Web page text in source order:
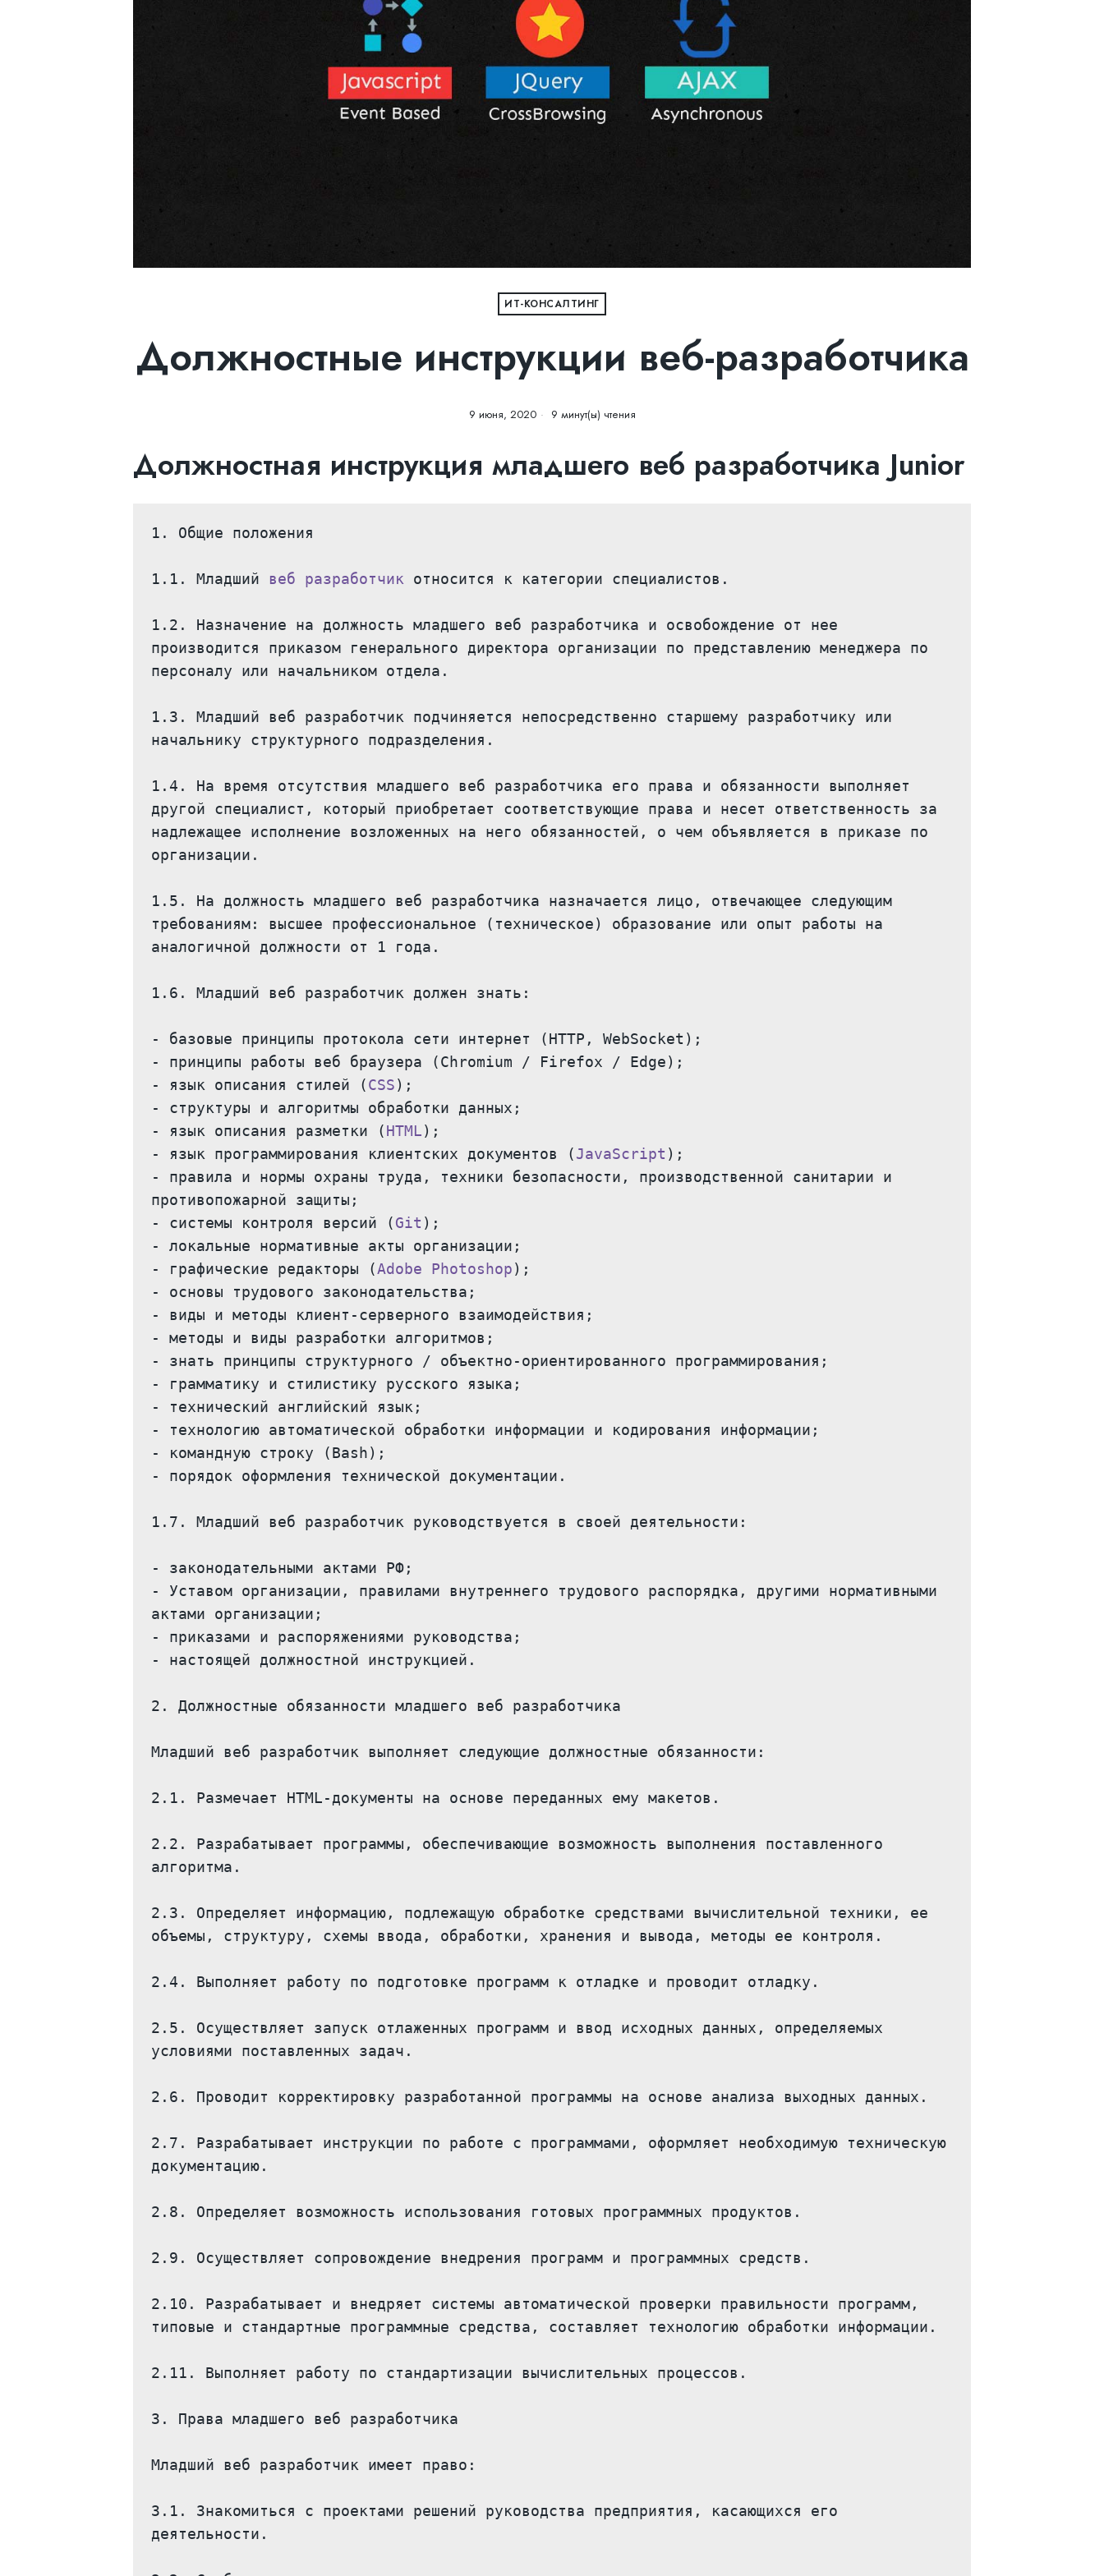
ИТ-КОНСАЛТИНГ
Должностные инструкции веб-разработчика
9 июня, 2020 9 минут(ы) чтения
Должностная инструкция младшего веб разработчика Junior
1. Общие положения
1.1. Младший веб разработчик относится к категории специалистов.
1.2. Назначение на должность младшего веб разработчика и освобождение от нее
производится приказом генерального директора организации по представлению менеджера по
персоналу или начальником отдела.
1.3. Младший веб разработчик подчиняется непосредственно старшему разработчику или
начальнику структурного подразделения.
1.4. На время отсутствия младшего веб разработчика его права и обязанности выполняет
другой специалист, который приобретает соответствующие права и несет ответственность за
надлежащее исполнение возложенных на него обязанностей, о чем объявляется в приказе по
организации.
1.5. На должность младшего веб разработчика назначается лицо, отвечающее следующим
требованиям: высшее профессиональное (техническое) образование или опыт работы на
аналогичной должности от 1 года.
1.6. Младший веб разработчик должен знать:
- базовые принципы протокола сети интернет (HTTP, WebSocket);
- принципы работы веб браузера (Chromium / Firefox / Edge);
- язык описания стилей (CSS);
- структуры и алгоритмы обработки данных;
- язык описания разметки (HTML);
- язык программирования клиентских документов (JavaScript );
- правила и нормы охраны труда, техники безопасности, производственной санитарии и
противопожарной защиты;
- системы контроля версий (Git );
- локальные нормативные акты организации;
- графические редакторы (Adobe Photoshop);
- основы трудового законодательства;
- виды и методы клиент-серверного взаимодействия;
- методы и виды разработки алгоритмов;
- знать принципы структурного / объектно-ориентированного программирования;
- грамматику и стилистику русского языка;
- технический английский язык;
- технологию автоматической обработки информации и кодирования информации;
- командную строку (Bash);
- порядок оформления технической документации.
1.7. Младший веб разработчик руководствуется в своей деятельности:
- законодательными актами РФ;
- Уставом организации, правилами внутреннего трудового распорядка, другими нормативными
актами организации;
- приказами и распоряжениями руководства;
- настоящей должностной инструкцией.
2. Должностные обязанности младшего веб разработчика
Младший веб разработчик выполняет следующие должностные обязанности:
2.1. Размечает HTML-документы на основе переданных ему макетов.
2.2. Разрабатывает программы, обеспечивающие возможность выполнения поставленного
алгоритма.
2.3. Определяет информацию, подлежащую обработке средствами вычислительной техники, ее
объемы, структуру, схемы ввода, обработки, хранения и вывода, методы ее контроля.
2.4. Выполняет работу по подготовке программ к отладке и проводит отладку.
2.5. Осуществляет запуск отлаженных программ и ввод исходных данных, определяемых
условиями поставленных задач.
2.6. Проводит корректировку разработанной программы на основе анализа выходных данных.
2.7. Разрабатывает инструкции по работе с программами, оформляет необходимую техническую
документацию.
2.8. Определяет возможность использования готовых программных продуктов.
2.9. Осуществляет сопровождение внедрения программ и программных средств.
2.10. Разрабатывает и внедряет системы автоматической проверки правильности программ,
типовые и стандартные программные средства, составляет технологию обработки информации.
2.11. Выполняет работу по стандартизации вычислительных процессов.
3. Права младшего веб разработчика
Младший веб разработчик имеет право:
3.1. Знакомиться с проектами решений руководства предприятия, касающихся его
деятельности.